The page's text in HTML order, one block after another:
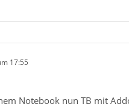
17:55
Notebook nun TB mit